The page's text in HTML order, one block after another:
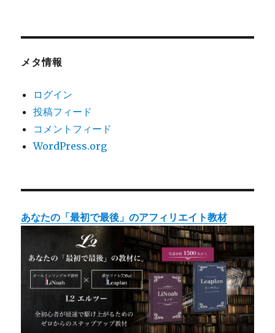
メタ情報
ログイン
投稿フィード
コメントフィード
WordPress.org
あなたの「最初で最後」のアフィリエイト教材